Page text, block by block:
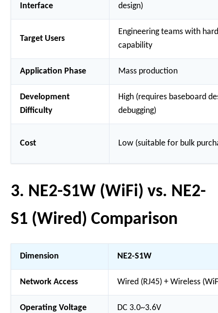
Interface
design)
Target Users
Engineering teams with
capability
Application Phase Mass production
Development
Difficulty
High (requires baseboard
debugging)
Cost Low (suitable for bulk
3. NE2-S1W (WiFi) vs. NE2-
S1 (Wired) Comparison
Dimension NE2-S1W
Network Access Wired (RJ45) + Wireless
Operating Voltage DC 3.0~3.6V